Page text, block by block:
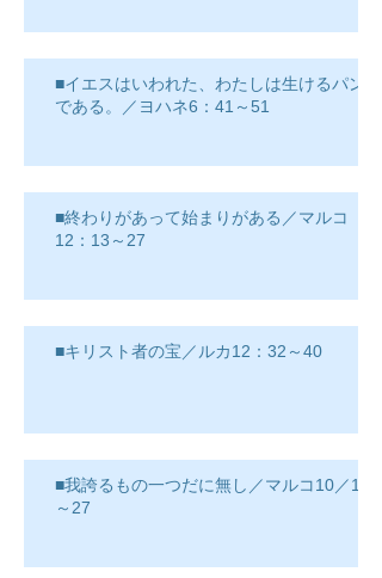
■イエスはいわれた、わたしは生けるパン
である。／ヨハネ6：41～51
■終わりがあって始まりがある／マルコ
12：13～27
■キリスト者の宝／ルカ12：32～40
■我誇るもの一つだに無し／マルコ10／17
～27